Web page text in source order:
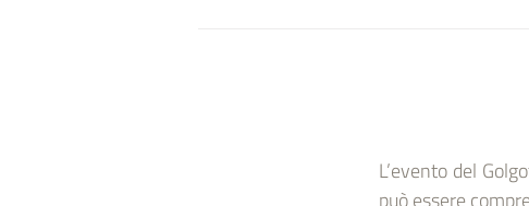
L’evento del
può essere